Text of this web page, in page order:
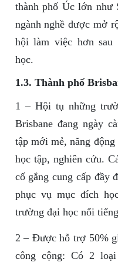
thành phố Úc lớn như
ngành nghề được mở
hội làm việc hơn sau
học.
1.3. Thành phố
1 – Hội tụ những
Brisbane đang ngày
tập mới mẻ, năng
học tập, nghiên cứu.
cố gắng cung cấp đầy
phục vụ mục đích
trường đại học nổi
2 – Được hỗ trợ 50%
công cộng: Có 2